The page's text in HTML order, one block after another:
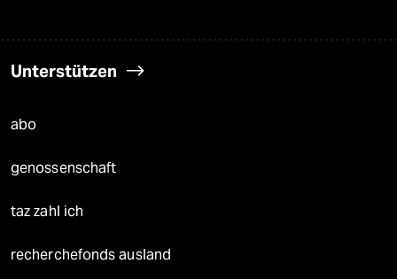
Unterstützen
abo
genossenschaft
taz zahl ich
recherchefonds ausland